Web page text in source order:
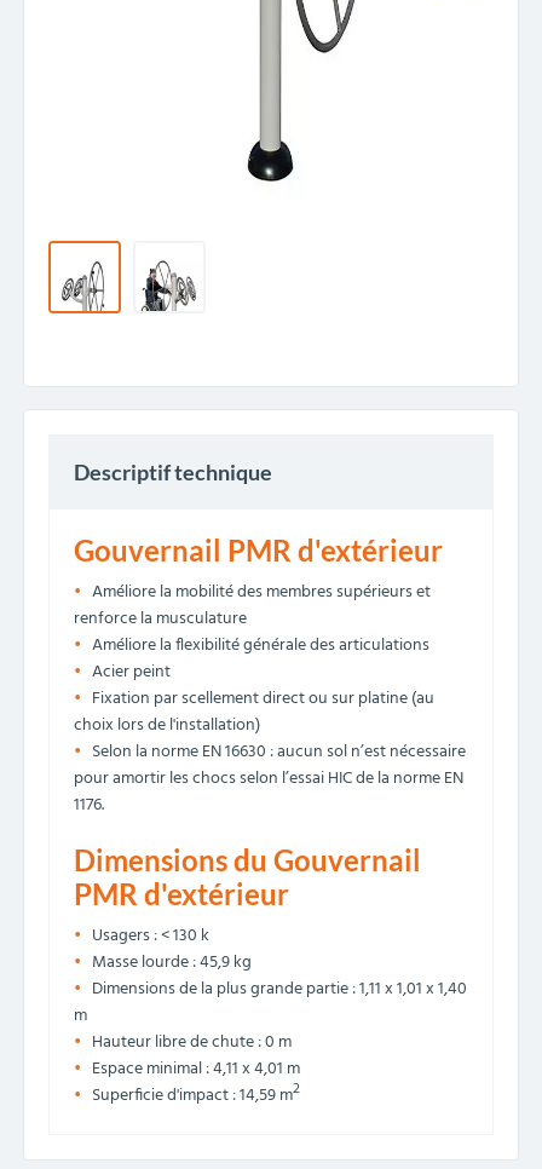
Descriptif technique
Gouvernail PMR d'extérieur
Améliore la mobilité des membres supérieurs et
renforce la musculature
Améliore la flexibilité générale des articulations
Acier peint
Fixation par scellement direct ou sur platine (au
choix lors de l'installation)
Selon la norme EN 16630 : aucun sol n’est nécessaire
pour amortir les chocs selon l’essai HIC de la norme EN
1176.
Dimensions du Gouvernail
PMR d'extérieur
Usagers : < 130 k
Masse lourde : 45,9 kg
Dimensions de la plus grande partie : 1,11 x 1,01 x 1,40
m
Hauteur libre de chute : 0 m
Espace minimal : 4,11 x 4,01 m
Superficie d'impact : 14,59 m2